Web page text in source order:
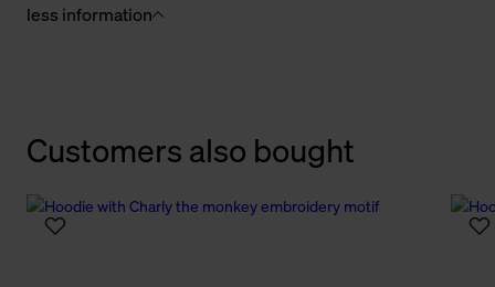
less information
Customers also bought